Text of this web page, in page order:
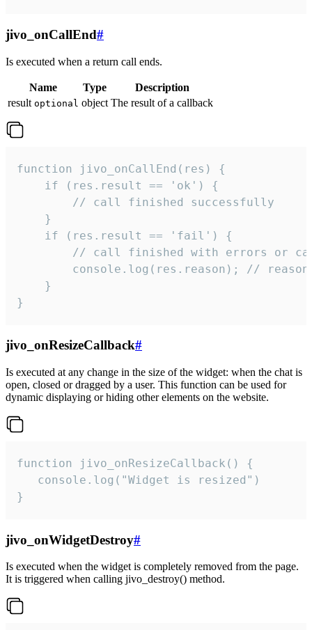
jivo_onCallEnd#
Is executed when a return call ends.
Name Type
Description
result optional object The result of a callback
function jivo_onCallEnd(res) {
    if (res.result == 'ok') {
        // call finished successfully
    }
    if (res.result == 'fail') {
// call finished with errors or
console.log(res.reason); //
    }
}
jivo_onResizeCallback#
Is executed at any change in the size of the widget: when the chat is
open, closed or dragged by a user. This function can be used for
dynamic displaying or hiding other elements on the website.
function jivo_onResizeCallback() {
   console.log("Widget is resized")
}
jivo_onWidgetDestroy#
Is executed when the widget is completely removed from the page.
It is triggered when calling jivo_destroy() method.